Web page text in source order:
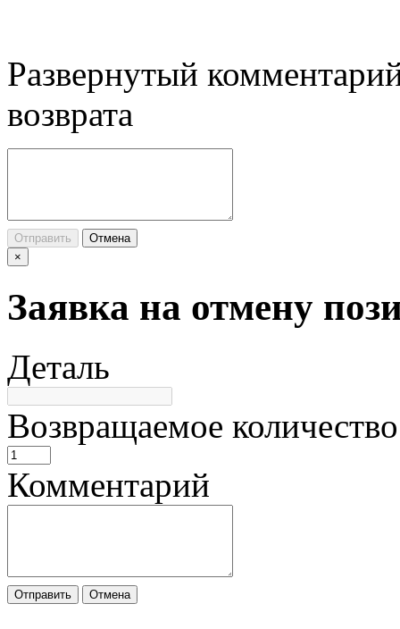
Развернутый
возврата
Отправить
Отмена
×
Заявка на отмену
Деталь
Возвращаемое количество
Комментарий
Отправить Отмена